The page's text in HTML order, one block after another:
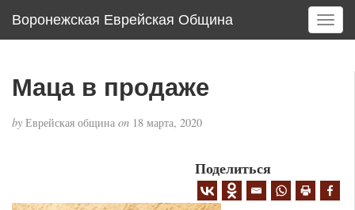
Воронежская Еврейская Община
T
o
i
g
Маца в продаже
by Еврейская община on 18 марта, 2020
Поделиться